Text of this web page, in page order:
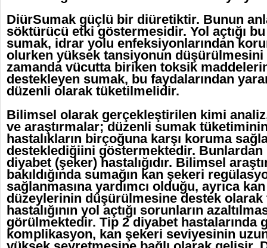
DiürSumak güçlü bir diüretiktir. Bunun
söktürücü etki göstermesidir. Yol açtığı
sumak, idrar yolu enfeksiyonlarından
olurken yüksek tansiyonun düşürülmesini
zamanda vücutta biriken toksik maddelerin
destekleyen sumak, bu faydalarından
düzenli olarak tüketilmelidir.
Bilimsel olarak gerçekleştirilen kimi
ve araştırmalar; düzenli sumak
hastalıkların birçoğuna karşı koruma
desteklediğiini göstermektedir. Bunlardan
diyabet (şeker) hastalığıdır. Bilimsel
bakıldığında sumağın kan şekeri
sağlanmasına yardımcı olduğu, ayrıca
düzeylerinin düşürülmesine destek olarak
hastalığının yol açtığı sorunların
görülmektedir. Tip 2 diyabet hastalarında
komplikasyon, kan şekeri seviyesinin